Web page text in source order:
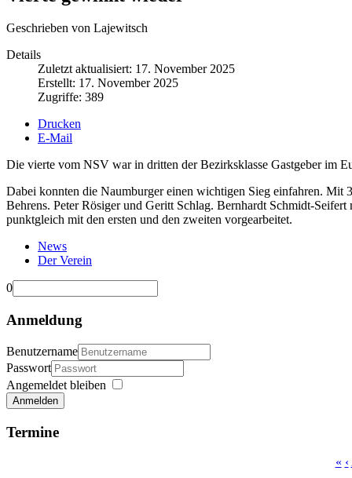
Geschrieben von Lajewitsch
Details
Zuletzt aktualisiert: 17. November 2025
Erstellt: 17. November 2025
Zugriffe: 389
Drucken
E-Mail
Die vierte vom NSV war in dritten der Bezirksklasse Gastgeber im
Dabei konnten die Naumburger einen wichtigen Sieg einfahren. Mit
Behrens. Peter Rösiger und Geritt Schlag. Bernhardt Schmidt-
punktgleich mit den ersten und den zweiten vorgearbeitet.
News
Der Verein
0
Anmeldung
Benutzername
Passwort
Angemeldet bleiben
Anmelden
Termine
« ‹